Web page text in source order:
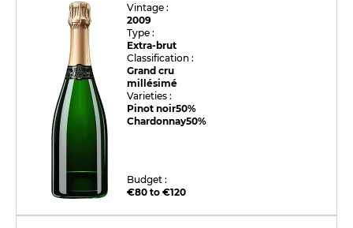
Vintage :
2009
Type :
Extra-brut
Classification :
Grand cru
millésimé
Varieties :
Pinot noir50%
Chardonnay50%
Budget :
€80 to €120